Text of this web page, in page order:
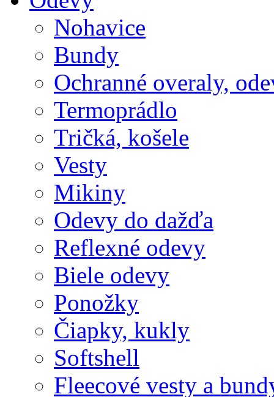
Nohavice
Bundy
Ochranné overaly,
Termoprádlo
Tričká, košele
Vesty
Mikiny
Odevy do dažďa
Reflexné odevy
Biele odevy
Ponožky
Čiapky, kukly
Softshell
Fleecové vesty a